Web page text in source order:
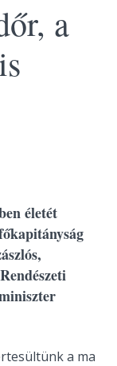
a
életét
a ma